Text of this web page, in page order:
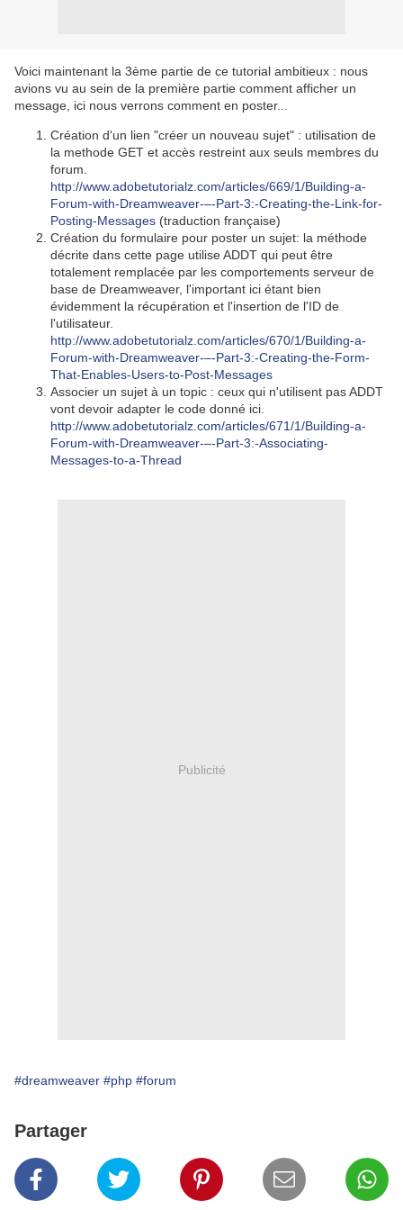
Voici maintenant la 3ème partie de ce tutorial ambitieux : nous
avions vu au sein de la première partie comment afficher un
message, ici nous verrons comment en poster...
Création d'un lien "créer un nouveau sujet" : utilisation de
la methode GET et accès restreint aux seuls membres du
forum.
http://www.adobetutorialz.com/articles/669/1/Building-a-
Forum-with-Dreamweaver-–-Part-3:-Creating-the-Link-for-
Posting-Messages (traduction française)
Création du formulaire pour poster un sujet: la méthode
décrite dans cette page utilise ADDT qui peut être
totalement remplacée par les comportements serveur de
base de Dreamweaver, l'important ici étant bien
évidemment la récupération et l'insertion de l'ID de
l'utilisateur.
http://www.adobetutorialz.com/articles/670/1/Building-a-
Forum-with-Dreamweaver-–-Part-3:-Creating-the-Form-
That-Enables-Users-to-Post-Messages
Associer un sujet à un topic : ceux qui n'utilisent pas ADDT
vont devoir adapter le code donné ici.
http://www.adobetutorialz.com/articles/671/1/Building-a-
Forum-with-Dreamweaver-–-Part-3:-Associating-
Messages-to-a-Thread
Publicité
#dreamweaver #php #forum
Partager